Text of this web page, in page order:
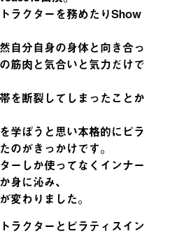
ラクターを務めたりShow
自分自身の身体と向き合っ
筋肉と気合いと気力だけで
を断裂してしまったことか
学ぼうと思い本格的にピラ
のがきっかけです。
ーしか使ってなくインナー
身に沁み、
変わりました。
ラクターとピラティスイン